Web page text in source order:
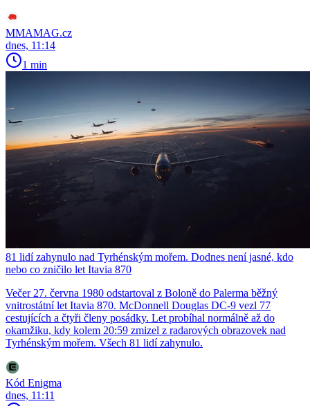
MMAMAG.cz
dnes, 11:14
1 min
81 lidí zahynulo nad Tyrhénským mořem. Dodnes není jasné, kdo
nebo co zničilo let Itavia 870
Večer 27. června 1980 odstartoval z Boloně do Palerma běžný
vnitrostátní let Itavia 870. McDonnell Douglas DC-9 vezl 77
cestujících a čtyři členy posádky. Let probíhal normálně až do
okamžiku, kdy kolem 20:59 zmizel z radarových obrazovek nad
Tyrhénským mořem. Všech 81 lidí zahynulo.
Kód Enigma
dnes, 11:11